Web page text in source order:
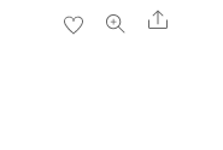
Share